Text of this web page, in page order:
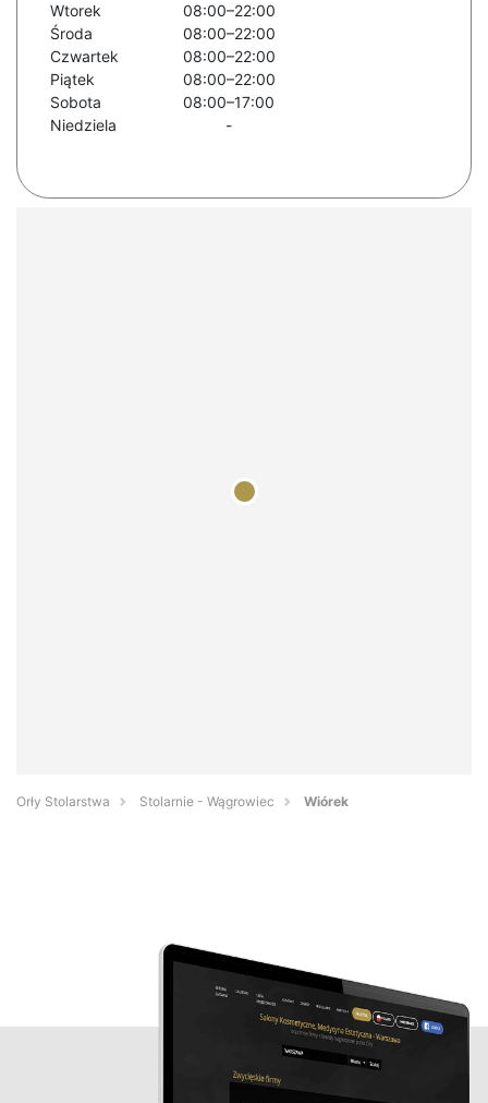
Wtorek
08:00–22:00
Środa
08:00–22:00
Czwartek
08:00–22:00
Piątek
08:00–22:00
Sobota
08:00–17:00
Niedziela
-
Orły Stolarstwa Stolarnie - Wągrowiec Wiórek